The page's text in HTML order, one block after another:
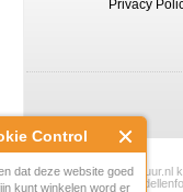
Control
dat deze website goed
kunt winkelen word er
Privacy
Bij FotoapparatuurVerhuur.nl
portretfotografie en